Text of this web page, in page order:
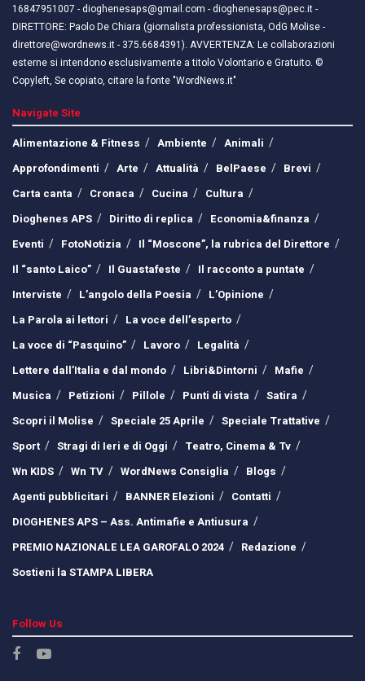
16847951007 - dioghenesaps@gmail.com - dioghenesaps@pec.it - ​​
DIRETTORE: Paolo De Chiara (giornalista professionista, OdG Molise -
direttore@wordnews.it - ​​375.6684391). AVVERTENZA: Le collaborazioni
esterne si intendono esclusivamente a titolo Volontario e Gratuito. ©
Copyleft, Se copiato, citare la fonte "WordNews.it"
Navigate Site
Alimentazione & Fitness
Ambiente
Animali
Approfondimenti
Arte Attualità BelPaese
Brevi
Carta canta
Cronaca Cucina
Cultura
Dioghenes APS
Diritto di replica
Economia&finanza
Eventi
FotoNotizia
Il “Moscone”, la rubrica del Direttore
Il “santo Laico”
Il Guastafeste
Il racconto a puntate
Interviste
L’angolo della Poesia
L’Opinione
La Parola ai lettori
La voce dell’esperto
La voce di “Pasquino”
Lavoro
Legalità
Lettere dall’Italia e dal mondo
Libri&Dintorni
Mafie
Musica
Petizioni Pillole Punti di vista
Satira
Scopri il Molise
Speciale 25 Aprile
Speciale Trattative
Sport
Stragi di Ieri e di Oggi
Teatro, Cinema & Tv
Wn KIDS
Wn TV WordNews Consiglia
Blogs
Agenti pubblicitari
BANNER Elezioni
Contatti
DIOGHENES APS – Ass. Antimafie e Antiusura
PREMIO NAZIONALE LEA GAROFALO 2024
Redazione
Sostieni la STAMPA LIBERA
Follow Us